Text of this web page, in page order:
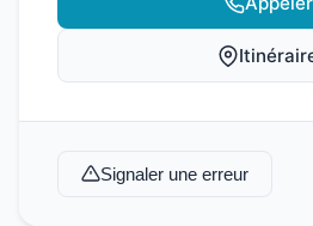
Signaler une erreur